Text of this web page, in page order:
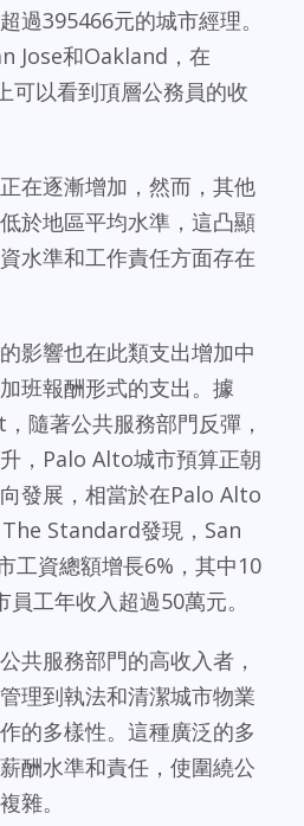
過395466元的城市經理。
Jose和Oakland，在
以看到頂層公務員的收
在逐漸增加，然而，其他
於地區平均水準，這凸顯
水準和工作責任方面存在
影響也在此類支出增加中
班報酬形式的支出。據
隨著公共服務部門反彈，
，Palo Alto城市預算正朝
發展，相當於在Palo Alto
Standard發現，San
工資總額增長6%，其中10
工年收入超過50萬元。
共服務部門的高收入者，
理到執法和清潔城市物業
的多樣性。這種廣泛的多
酬水準和責任，使圍繞公
雜。